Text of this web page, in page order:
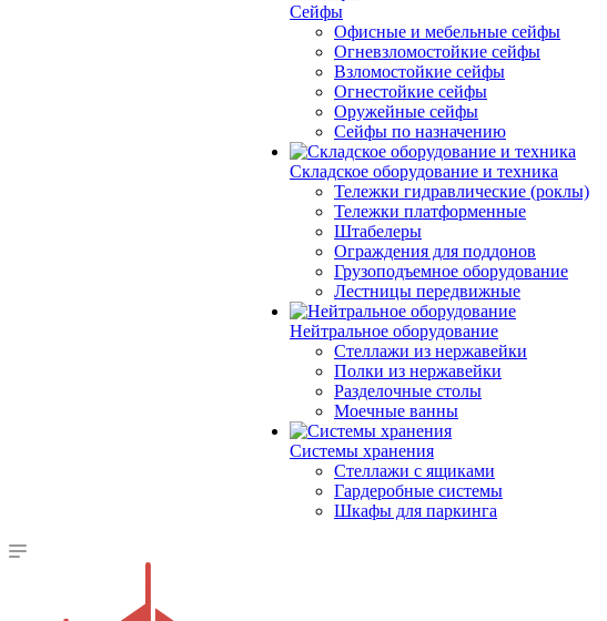
Сейфы
Офисные и мебельные сейфы
Огневзломостойкие сейфы
Взломостойкие сейфы
Огнестойкие сейфы
Оружейные сейфы
Сейфы по назначению
Складское оборудование и техника
Тележки гидравлические (роклы)
Тележки платформенные
Штабелеры
Ограждения для поддонов
Грузоподъемное оборудование
Лестницы передвижные
Нейтральное оборудование
Стеллажи из нержавейки
Полки из нержавейки
Разделочные столы
Моечные ванны
Системы хранения
Стеллажи с ящиками
Гардеробные системы
Шкафы для паркинга